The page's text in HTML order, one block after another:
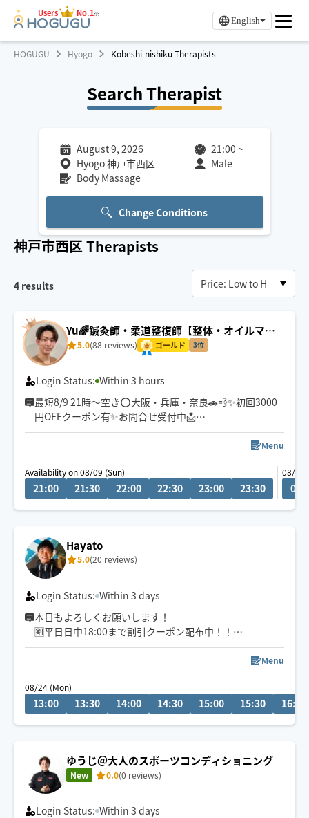
Users No.1※
English
HOGUGU Hyogo Kobeshi-nishiku Therapists
Search Therapist
August 9, 2026 21:00 ~
Hyogo 神戸市西区
Male
Body Massage
Change Conditions
神戸市西区Therapists
4 results
Yu🌈鍼灸師・柔道整復師【整体・オイルマッ
サージ・フット】
5.0(88 reviews) ゴールド 3位
Login Status: Within 3 hours
最短8/9 21時〜空き⭕️大阪・兵庫・奈良🚗💨✨初回3000
円OFFクーポン有✨お問合せ受付中📩
チャットからもお気軽にお声掛けください。施術中は遅
くなる場合ございますが、必ず返信致します💬
医学知識を基にお一人お一人丁寧に施術させて頂きま
Menu
Availability on 08/09 (Sun)
21:00 21:30 22:00 22:30 23:00 23:30
08/10
Hayato
5.0(20 reviews)
Login Status: Within 3 days
本日もよろしくお願いします！
🈹平日日中18:00まで割引クーポン配布中！！
神戸発🚲下半身から上半身まで満遍なく的確に凝り固ま
った筋肉をほぐしていきます👍ホテル、旅館などで働き
確かな経験💪遠方の方もご遠慮なくご依頼ください❗️お待
ちしてます🙇‍♂️
Menu
08/24 (Mon)
13:00 13:30 14:00 14:30 15:00 15:30 16:00
ゆうじ＠大人のスポーツコンディショニング
New 0.0(0 reviews)
Login Status: Within 3 days